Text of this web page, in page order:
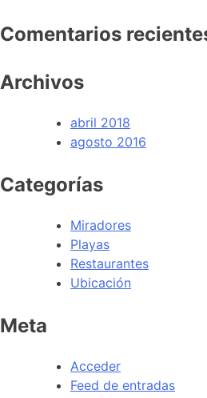
Comentarios
Archivos
abril 2018
agosto 2016
Categorías
Miradores
Playas
Restaurantes
Ubicación
Meta
Acceder
Feed de entradas